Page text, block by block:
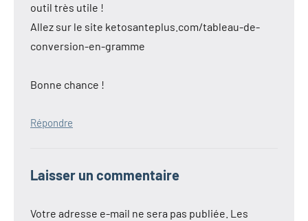
outil très utile !
Allez sur le site ketosanteplus.com/tableau-de-
conversion-en-gramme
Bonne chance !
Répondre
Laisser un commentaire
Votre adresse e-mail ne sera pas publiée. Les